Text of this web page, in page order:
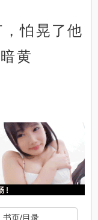
怕晃了他
黄
书页/目录